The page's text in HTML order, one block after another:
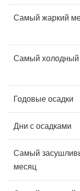
Самый жаркий
Самый
Годовые осадки
Дни с осадками
Самый
месяц